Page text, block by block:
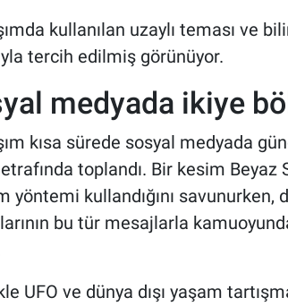
kullanılan uzaylı teması ve
tercih edilmiş görünüyor.
medyada ikiye
kısa sürede sosyal medyada
toplandı. Bir kesim Beyaz
yöntemi kullandığını
bu tür mesajlarla
UFO ve dünya dışı yaşam